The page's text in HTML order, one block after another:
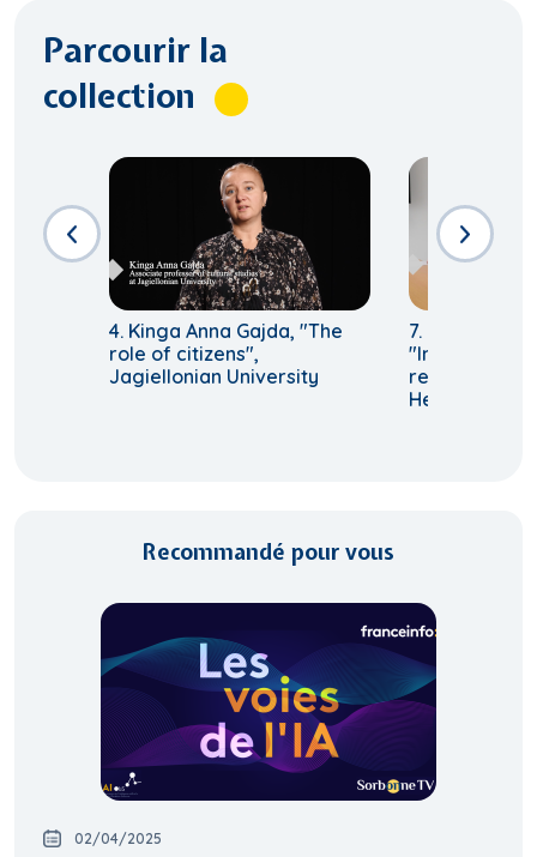
Parcourir la
collection
4. Kinga Anna Gajda, "The
role of citizens",
Jagiellonian University
7. Eljas
"Institutional
recognition",
Helsinki
Recommandé pour vous
02/04/2025